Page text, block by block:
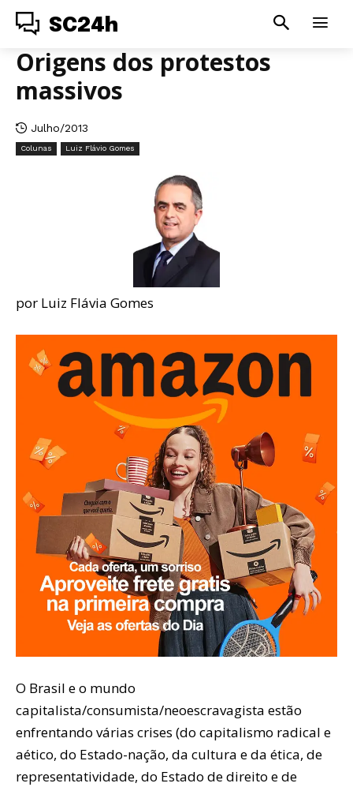
SC24h
Origens dos protestos
massivos
Julho/2013
Colunas Luiz Flávio Gomes
por Luiz Flávia Gomes
O Brasil e o mundo
capitalista/consumista/neoescravagista estão
enfrentando várias crises (do capitalismo radical e
aético, do Estado-nação, da cultura e da ética, de
representatividade, do Estado de direito e de